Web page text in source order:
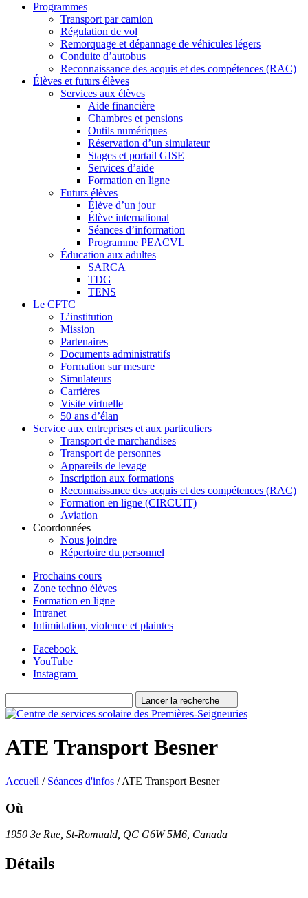
Programmes
Transport par camion
Régulation de vol
Remorquage et dépannage de véhicules légers
Conduite d’autobus
Reconnaissance des acquis et des compétences (RAC)
Élèves et futurs élèves
Services aux élèves
Aide financière
Chambres et pensions
Outils numériques
Réservation d’un simulateur
Stages et portail GISE
Services d’aide
Formation en ligne
Futurs élèves
Élève d’un jour
Élève international
Séances d’information
Programme PEACVL
Éducation aux adultes
SARCA
TDG
TENS
Le CFTC
L’institution
Mission
Partenaires
Documents administratifs
Formation sur mesure
Simulateurs
Carrières
Visite virtuelle
50 ans d’élan
Service aux entreprises et aux particuliers
Transport de marchandises
Transport de personnes
Appareils de levage
Inscription aux formations
Reconnaissance des acquis et des compétences (RAC)
Formation en ligne (CIRCUIT)
Aviation
Coordonnées
Nous joindre
Répertoire du personnel
Prochains cours
Zone techno élèves
Formation en ligne
Intranet
Intimidation, violence et plaintes
Facebook
YouTube
Instagram
Lancer la recherche
ATE Transport Besner
Accueil / Séances d'infos /ATE Transport Besner
Où
1950 3e Rue, St-Romuald, QC G6W 5M6, Canada
Détails